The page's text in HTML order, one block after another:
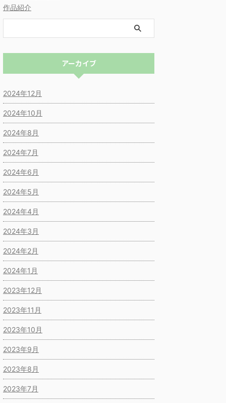
作品紹介
アーカイブ
2024年12月
2024年10月
2024年8月
2024年7月
2024年6月
2024年5月
2024年4月
2024年3月
2024年2月
2024年1月
2023年12月
2023年11月
2023年10月
2023年9月
2023年8月
2023年7月